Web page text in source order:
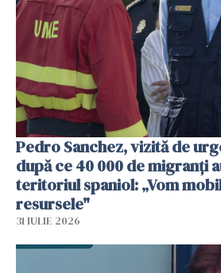
Pedro Sanchez, vizită de
după ce 40 000 de migranți
teritoriul spaniol: „Vom
resursele"
31 IULIE 2026